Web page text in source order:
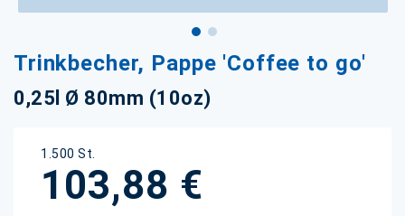
Trinkbecher, Pappe 'Coffee to go'
0,25l Ø 80mm (10oz)
1.500 St.
103,88 €
Zum
Anfang
der
Bildgalerie